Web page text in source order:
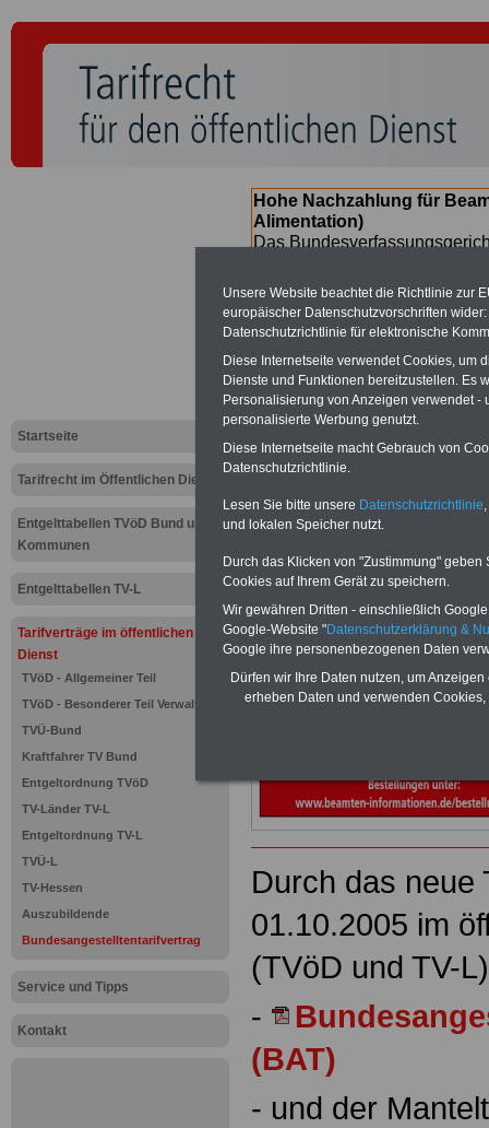
Startseite
Tarifrecht im Öffentlichen Dienst
Entgelttabellen TVöD Bund und
Kommunen
Entgelttabellen TV-L
Tarifverträge im öffentlichen
Dienst
TVöD - Allgemeiner Teil
TVöD - Besonderer Teil Verwaltung
TVÜ-Bund
Kraftfahrer TV Bund
Entgeltordnung TVöD
TV-Länder TV-L
Entgeltordnung TV-L
TVÜ-L
TV-Hessen
Auszubildende
Bundesangestelltentarifvertrag
Service und Tipps
Kontakt
Hohe Nachzahlung für
Alimentation)
Das
Neuregelung der Besoldung
(Beamte &
Nachzahlungen
SERVICE gibt hierzu eine
dem Beschluss des
wird (im II. Quartal.2026 >>>
(BAT)
Durch das neue
01.10.2005 im
(TVöD und TV-
-
(BAT)
- und der
Unsere Website beachtet die Richtlinie zur
europäischer Datenschutzvorschriften
Datenschutzrichtlinie für elektronische
Diese Internetseite verwendet Cookies, um
Dienste und Funktionen bereitzustellen. Es
Personalisierung von Anzeigen verwendet
personalisierte Werbung genutzt.
Diese Internetseite macht Gebrauch von
Datenschutzrichtlinie.
Lesen Sie bitte unsere Datenschutzrichtlinie
und lokalen Speicher nutzt.
Durch das Klicken von "Zustimmung"
Cookies auf Ihrem Gerät zu speichern.
Wir gewähren Dritten - einschließlich
Google-Website "Datenschutzerklärung &
Google ihre personenbezogenen Daten
Dürfen wir Ihre Daten nutzen, um
erheben Daten und verwenden